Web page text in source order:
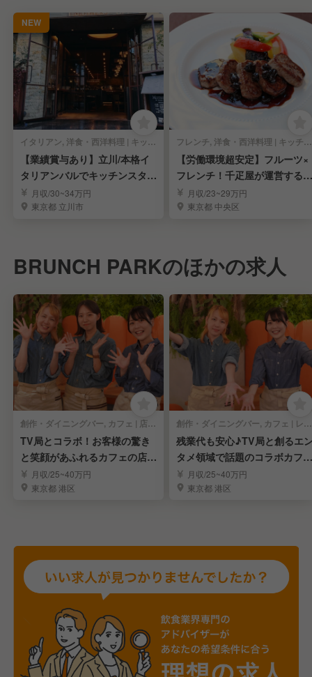
NEW
イタリアン, 洋食・西洋料理 | キッチンスタッフ
【業績賞与あり】立川/本格イ
タリアンバルでキッチンスタッ
フを募集！
月収/30~34万円
東京都 立川市
フレンチ, 洋食・西洋料理 | キッチンスタッフ
【労働環境超安定】フルーツ×
フレンチ！千疋屋が運営するレ
ストラン調理人
月収/23~29万円
東京都 中央区
BRUNCH PARKのほかの求人
創作・ダイニングバー, カフェ | 店長・店長候補
TV局とコラボ！お客様の驚き
と笑顔があふれるカフェの店長
＠赤坂
月収/25~40万円
東京都 港区
創作・ダイニングバー, カフェ | レストランサービス・ホールスタッフ
残業代も安心♪TV局と創るエ
タメ領域で話題のコラボカフ
ェ！月収/25~40万円
東京都 港区